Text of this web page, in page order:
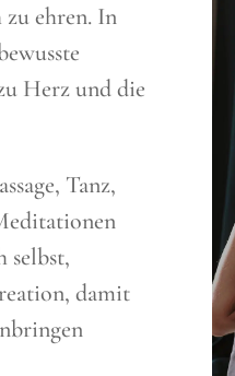
zu ehren. In
Herz und die
Tanz,
selbst,
damit